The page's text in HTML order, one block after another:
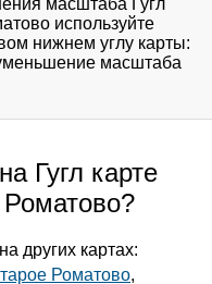
масштаба Гугл
используйте
нижнем углу карты:
масштаба
Гугл карте
других картах:
Роматово,